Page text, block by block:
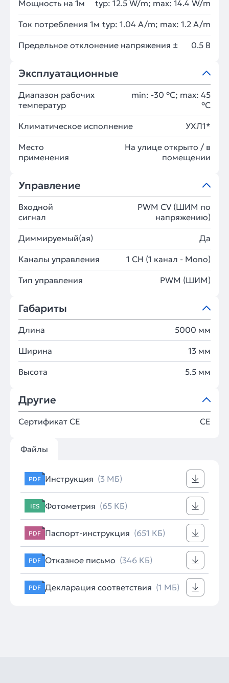
Мощность на 1м typ: 12.5 W/m; max: 14.4 W/m
Ток потребления 1м typ: 1.04 A/m; max: 1.2 A/m
Предельное отклонение напряжения ± 0.5 В
Эксплуатационные
Диапазон рабочих
температур
min: -30 °C; max: 45
°C
Климатическое исполнение УХЛ1*
Место
применения
На улице открыто / в
помещении
Управление
Входной
сигнал
PWM СV (ШИМ по
напряжению)
Диммируемый(ая) Да
Каналы управления 1 CH (1 канал - Mono)
Тип управления PWM (ШИМ)
Габариты
Длина 5000 мм
Ширина 13 мм
Высота 5.5 мм
Другие
Сертификат CE CE
Файлы
PDF Инструкция (3 МБ)
IES Фотометрия (65 КБ)
PDF Паспорт-инструкция (651 КБ)
PDF Отказное письмо (346 КБ)
PDF Декларация соответствия (1 МБ)